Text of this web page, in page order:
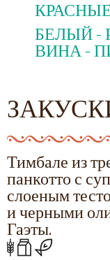
БЕЛЫЙ -
ВИНА -
Тимбале из
панкотто с
слоеным
и черными
Гаэты.